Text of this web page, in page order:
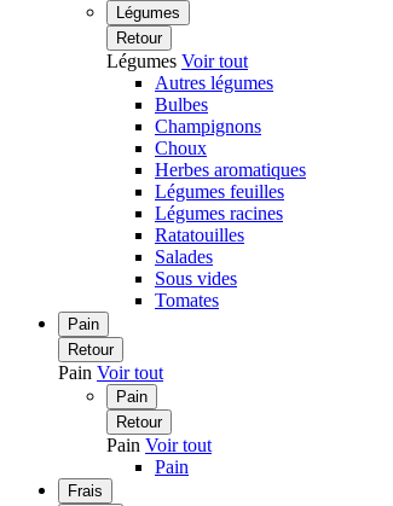
Légumes
Retour
Légumes Voir tout
Autres légumes
Bulbes
Champignons
Choux
Herbes aromatiques
Légumes feuilles
Légumes racines
Ratatouilles
Salades
Sous vides
Tomates
Pain
Retour
Pain Voir tout
Pain
Retour
Pain Voir tout
Pain
Frais